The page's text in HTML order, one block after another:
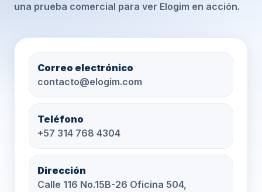
una prueba comercial para ver Elogim en acción.
Correo electrónico
contacto@elogim.com
Teléfono
+57 314 768 4304
Dirección
Calle 116 No.15B-26 Oficina 504,